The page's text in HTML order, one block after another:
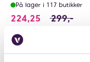
På lager i 117 butikker
224,25 224.25 i
299,-